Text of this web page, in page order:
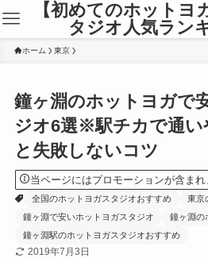
【初めてのホットヨ
タジオ人気ラン
ホーム 東京
鐘ヶ淵のホットヨガで
ジオ6選※駅チカで通い
と失敗しないコツ
当ページにはプロモーションが含まれ
全国のホットヨガスタジオおすすめ
東京
鐘ヶ淵で安いホットヨガスタジオ
鐘ヶ淵の
鐘ヶ淵駅のホットヨガスタジオおすすめ
2019年7月3日